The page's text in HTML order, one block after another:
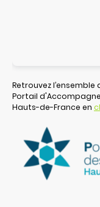
Retrouvez
Portail
Hauts-de-France en